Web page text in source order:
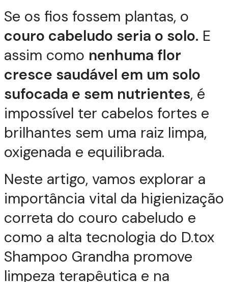
Se os fios fossem plantas, o
couro cabeludo seria o solo. E
assim como nenhuma flor
cresce saudável em um solo
sufocada e sem nutrientes, é
impossível ter cabelos fortes e
brilhantes sem uma raiz limpa,
oxigenada e equilibrada.
Neste artigo, vamos explorar a
importância vital da higienização
correta do couro cabeludo e
como a alta tecnologia do D.tox
Shampoo Grandha promove
limpeza terapêutica e na